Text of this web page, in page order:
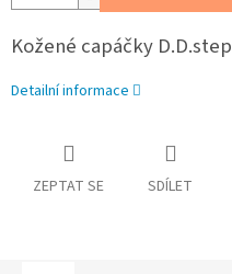
Kožené capáčky D.D.step
Detailní informace
ZEPTAT SE SDÍLET